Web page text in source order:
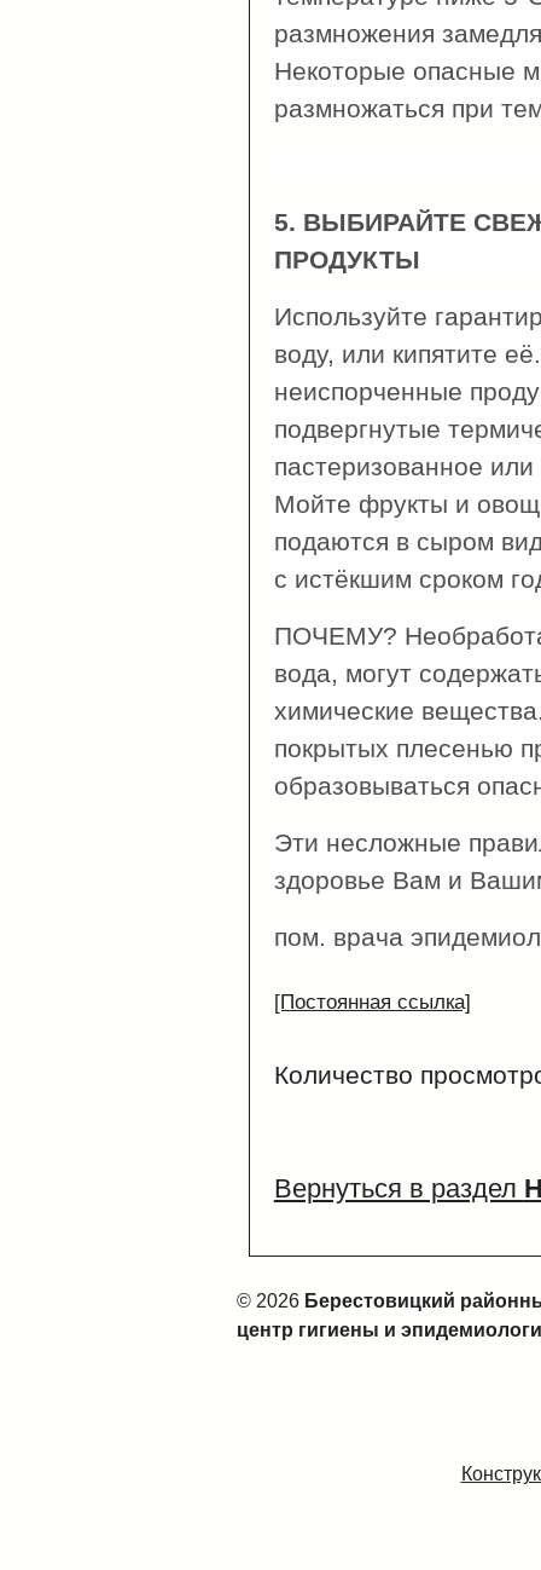
размножения
Некоторые опасные
размножаться при
5. ВЫБИРАЙТЕ
ПРОДУКТЫ
Используйте
воду, или кипятите
неиспорченные
подвергнутые
пастеризованное
Мойте фрукты и
подаются в сыром
с истёкшим сроком
ПОЧЕМУ?
вода, могут
химические
покрытых плесенью
образовываться
Эти несложные
здоровье Вам и
пом. врача
[Постоянная ссылка]
Количество
Вернуться в раздел
© 2026 Берестовицкий
центр гигиены и